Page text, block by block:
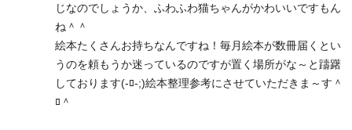
じなのでしょうか、ふわふわ猫ちゃんがかわいいですもん
ね＾＾
絵本たくさんお持ちなんですね！毎月絵本が数冊届くとい
うのを頼もうか迷っているのですが置く場所がな～と躊躇
しております(-ﾛ-;)絵本整理参考にさせていただきま～す＾
ﾛ＾